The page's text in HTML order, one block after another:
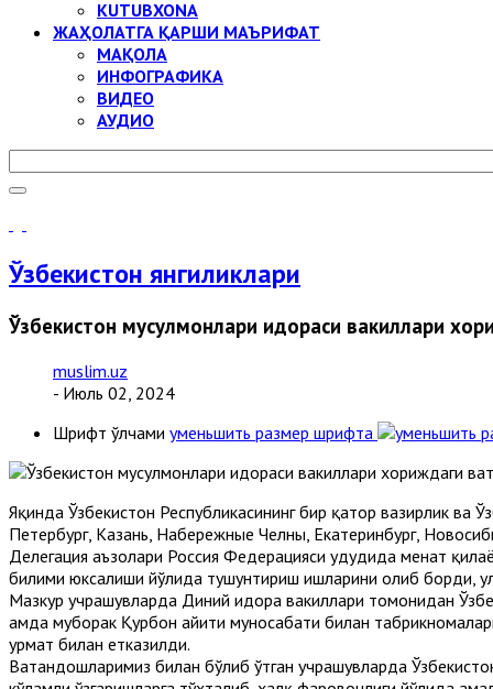
KUTUBXONA
ЖАҲОЛАТГА ҚАРШИ МАЪРИФАТ
МАҚОЛА
ИНФОГРАФИКА
ВИДЕО
АУДИО
Ўзбекистон янгиликлари
Ўзбекистон мусулмонлари идораси вакиллари
muslim.uz
- Июль 02, 2024
Шрифт ўлчами уменьшить размер шрифта
Яқинда Ўзбекистон Республикасининг бир қатор вазирлик ва
Петербург, Казань, Набережные Челны, Екатеринбург,
Делегация аъзолари Россия Федерацияси ҳудудида меҳнат
билими юксалиши йўлида тушунтириш ишларини олиб борди,
Мазкур учрашувларда Диний идора вакиллари томонидан
ҳамда муборак Қурбон ҳайити муносабати билан
ҳурмат билан етказилди.
Ватандошларимиз билан бўлиб ўтган учрашувларда